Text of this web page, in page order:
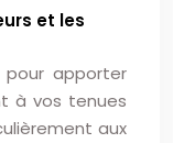
et les
pour apporter
à vos tenues
aux